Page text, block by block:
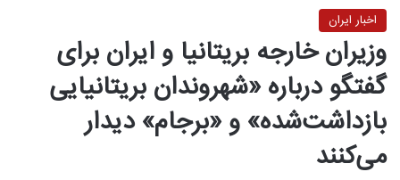
اخبار ایران
وزیران خارجه بریتانیا و ایران برای
گفتگو درباره «شهروندان بریتانیایی
بازداشت‌شده» و «برجام» دیدار
می‌کنند